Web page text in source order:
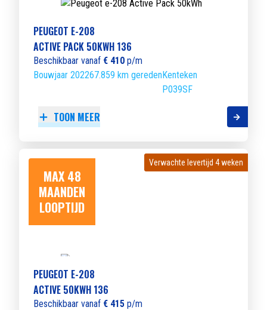
PEUGEOT E-208
ACTIVE PACK 50KWH 136
Beschikbaar vanaf € 410 p/m
Bouwjaar 202267.859 km geredenKenteken
P039SF
TOON MEER
MAX 48
MAANDEN
LOOPTIJD
Verwachte levertijd 4 weken
Verwachte levertijd 4 weken
PEUGEOT E-208
ACTIVE 50KWH 136
Beschikbaar vanaf € 415 p/m